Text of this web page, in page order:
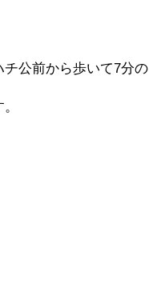
チ公前から歩いて7分の